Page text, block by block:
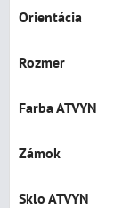
Orientácia
Rozmer
Farba ATVYN
Zámok
Sklo ATVYN